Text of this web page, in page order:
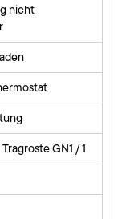
nicht
GN1 / 1